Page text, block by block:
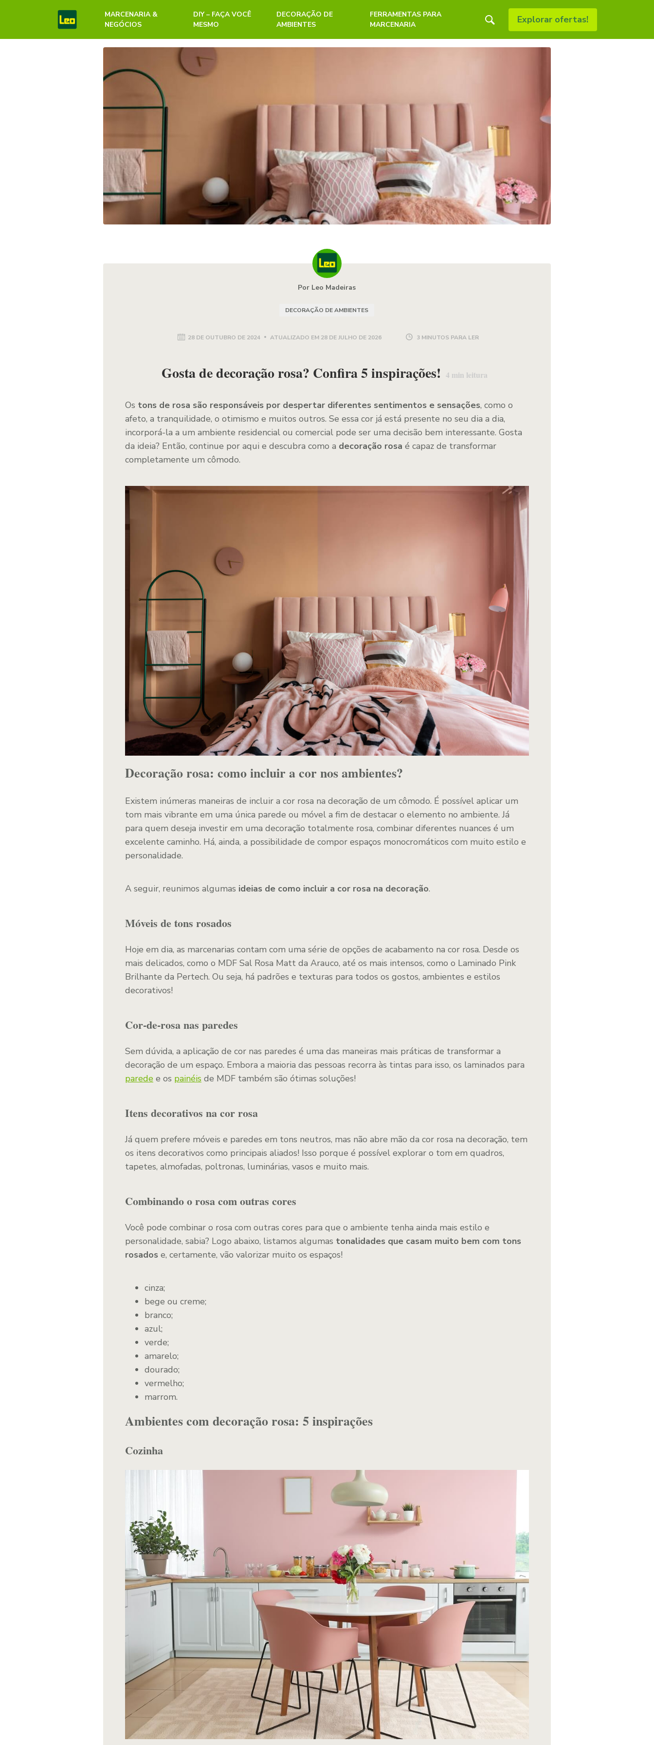
MARCENARIA &
NEGÓCIOS
DIY – FAÇA VOCÊ
MESMO
DECORAÇÃO DE
AMBIENTES
FERRAMENTAS PARA
MARCENARIA
Explorar ofertas!
Por Leo Madeiras
DECORAÇÃO DE AMBIENTES
28 DE OUTUBRO DE 2024 ATUALIZADO EM 28 DE JULHO DE 2026 3 MINUTOS PARA LER
Gosta de decoração rosa? Confira 5 inspirações! 4 min leitura
Os tons de rosa são responsáveis por despertar diferentes sentimentos e sensações, como o
afeto, a tranquilidade, o otimismo e muitos outros. Se essa cor já está presente no seu dia a dia,
incorporá-la a um ambiente residencial ou comercial pode ser uma decisão bem interessante. Gosta
da ideia? Então, continue por aqui e descubra como a decoração rosa é capaz de transformar
completamente um cômodo.
Decoração rosa: como incluir a cor nos ambientes?
Existem inúmeras maneiras de incluir a cor rosa na decoração de um cômodo. É possível aplicar um
tom mais vibrante em uma única parede ou móvel a fim de destacar o elemento no ambiente. Já
para quem deseja investir em uma decoração totalmente rosa, combinar diferentes nuances é um
excelente caminho. Há, ainda, a possibilidade de compor espaços monocromáticos com muito estilo e
personalidade.
A seguir, reunimos algumas ideias de como incluir a cor rosa na decoração.
Móveis de tons rosados
Hoje em dia, as marcenarias contam com uma série de opções de acabamento na cor rosa. Desde os
mais delicados, como o MDF Sal Rosa Matt da Arauco, até os mais intensos, como o Laminado Pink
Brilhante da Pertech. Ou seja, há padrões e texturas para todos os gostos, ambientes e estilos
decorativos!
Cor-de-rosa nas paredes
Sem dúvida, a aplicação de cor nas paredes é uma das maneiras mais práticas de transformar a
decoração de um espaço. Embora a maioria das pessoas recorra às tintas para isso, os laminados para
paredee os painéis de MDF também são ótimas soluções!
Itens decorativos na cor rosa
Já quem prefere móveis e paredes em tons neutros, mas não abre mão da cor rosa na decoração, tem
os itens decorativos como principais aliados! Isso porque é possível explorar o tom em quadros,
tapetes, almofadas, poltronas, luminárias, vasos e muito mais.
Combinando o rosa com outras cores
Você pode combinar o rosa com outras cores para que o ambiente tenha ainda mais estilo e
personalidade, sabia? Logo abaixo, listamos algumas tonalidades que casam muito bem com tons
rosadose, certamente, vão valorizar muito os espaços!
cinza;
bege ou creme;
branco;
azul;
verde;
amarelo;
dourado;
vermelho;
marrom.
Ambientes com decoração rosa: 5 inspirações
Cozinha